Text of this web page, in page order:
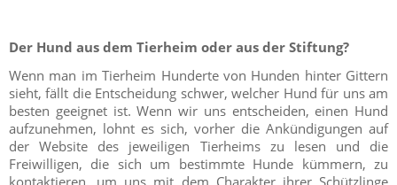
Der Hund aus dem Tierheim oder aus der Stiftung?
Wenn man im Tierheim Hunderte von Hunden hinter Gittern
sieht, fällt die Entscheidung schwer, welcher Hund für uns am
besten geeignet ist. Wenn wir uns entscheiden, einen Hund
aufzunehmen, lohnt es sich, vorher die Ankündigungen auf
der Website des jeweiligen Tierheims zu lesen und die
Freiwilligen, die sich um bestimmte Hunde kümmern, zu
kontaktieren, um uns mit dem Charakter ihrer Schützlinge